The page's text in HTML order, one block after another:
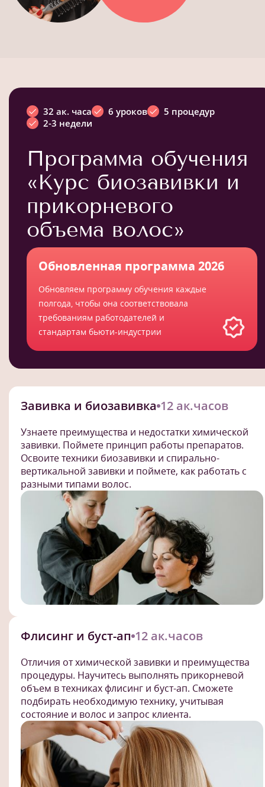
32 ак. часа 6 уроков
5 процедур
2-3 недели
Программа обучения
«Курс биозавивки и
прикорневого
объема волос»
Обновленная программа 2026
Обновляем программу обучения каждые
полгода, чтобы она соответствовала
требованиям работодателей и
стандартам бьюти-индустрии
Завивка и биозавивка 12 ак.часов
Узнаете преимущества и недостатки химической
завивки. Поймете принцип работы препаратов.
Освоите техники биозавивки и спирально-
вертикальной завивки и поймете, как работать с
разными типами волос.
Флисинг и буст-ап 12 ак.часов
Отличия от химической завивки и преимущества
процедуры. Научитесь выполнять прикорневой
объем в техниках флисинг и буст-ап. Сможете
подбирать необходимую технику, учитывая
состояние и волос и запрос клиента.